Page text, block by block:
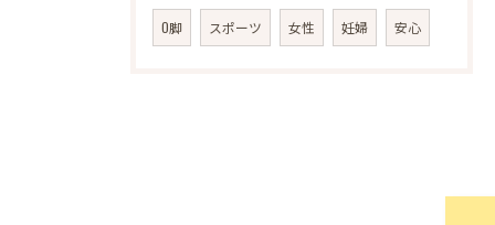
O脚 スポーツ 女性 妊婦 安心